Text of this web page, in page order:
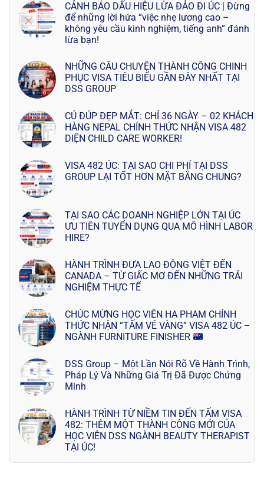
CẢNH BÁO DẤU HIỆU LỪA ĐẢO ĐI ÚC | Đừng
để những lời hứa “việc nhẹ lương cao –
không yêu cầu kinh nghiệm, tiếng anh” đánh
lừa bạn!
NHỮNG CÂU CHUYỆN THÀNH CÔNG CHINH
PHỤC VISA TIÊU BIỂU GẦN ĐÂY NHẤT TẠI
DSS GROUP
CÚ ĐÚP ĐẸP MẮT: CHỈ 36 NGÀY – 02 KHÁCH
HÀNG NEPAL CHÍNH THỨC NHẬN VISA 482
DIỆN CHILD CARE WORKER!
VISA 482 ÚC: TẠI SAO CHI PHÍ TẠI DSS
GROUP LẠI TỐT HƠN MẶT BẰNG CHUNG?
TẠI SAO CÁC DOANH NGHIỆP LỚN TẠI ÚC
ƯU TIÊN TUYỂN DỤNG QUA MÔ HÌNH LABOR
HIRE?
HÀNH TRÌNH ĐƯA LAO ĐỘNG VIỆT ĐẾN
CANADA – TỪ GIẤC MƠ ĐẾN NHỮNG TRẢI
NGHIỆM THỰC TẾ
CHÚC MỪNG HỌC VIÊN HA PHAM CHÍNH
THỨC NHẬN “TẤM VÉ VÀNG” VISA 482 ÚC –
NGÀNH FURNITURE FINISHER
DSS Group – Một Lần Nói Rõ Về Hành Trình,
Pháp Lý Và Những Giá Trị Đã Được Chứng
Minh
HÀNH TRÌNH TỪ NIỀM TIN ĐẾN TẤM VISA
482: THÊM MỘT THÀNH CÔNG MỚI CỦA
HỌC VIÊN DSS NGÀNH BEAUTY THERAPIST
TẠI ÚC!